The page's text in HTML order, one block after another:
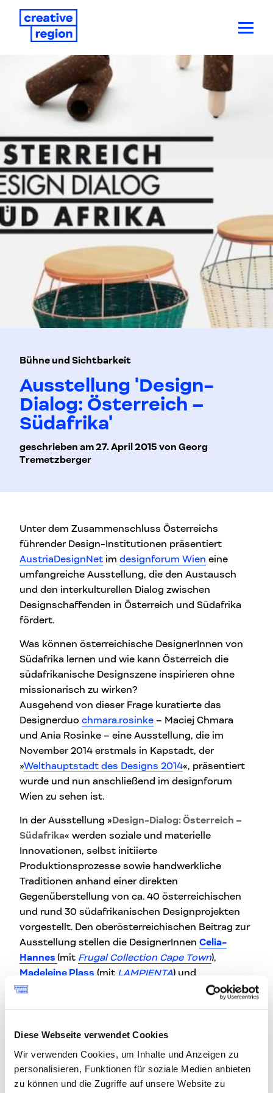
Diese Webseite verwendet Cookies
Wir verwenden Cookies, um Inhalte und Anzeigen zu
personalisieren, Funktionen für soziale Medien anbieten
zu können und die Zugriffe auf unsere Website zu
Bühne und Sichtbarkeit
Ausstellung 'Design-
Dialog: Österreich –
Südafrika'
geschrieben am 27. April 2015 von Georg
Tremetzberger
Unter dem Zusammenschluss Österreichs
führender Design-Institutionen präsentiert
AustriaDesignNet im designforum Wien eine
umfangreiche Ausstellung, die den Austausch
und den interkulturellen Dialog zwischen
Designschaffenden in Österreich und Südafrika
fördert.
Was können österreichische DesignerInnen von
Südafrika lernen und wie kann Österreich die
südafrikanische Designszene inspirieren ohne
missionarisch zu wirken?
Ausgehend von dieser Frage kuratierte das
Designerduo chmara.rosinke – Maciej Chmara
und Ania Rosinke – eine Ausstellung, die im
November 2014 erstmals in Kapstadt, der
»Welthauptstadt des Designs 2014«, präsentiert
wurde und nun anschließend im designforum
Wien zu sehen ist.
In der Ausstellung »Design-Dialog: Österreich –
Südafrika« werden soziale und materielle
Innovationen, selbst initiierte
Produktionsprozesse sowie handwerkliche
Traditionen anhand einer direkten
Gegenüberstellung von ca. 40 österreichischen
und rund 30 südafrikanischen Designprojekten
vorgestellt. Den oberösterreichischen Beitrag zur
Ausstellung stellen die DesignerInnen Celia-
Hannes (mit Frugal Collection Cape Town),
Madeleine Plass (mit LAMPIENTA) und
MARCHGUT
) dar. Thema dieser
Schau ist ebenfalls, wie junge DesignerInnen
der Design- und Handwerksgeschichte des
eigenen Landes auseinandersetzen – ob das jetzt
die Anfänge industrieller Produktion sind oder
handwerkliche Techniken wie das Weben.